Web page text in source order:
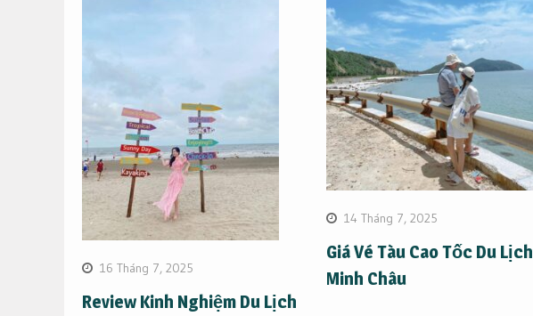
16 Tháng 7, 2025
Review Kinh Nghiệm Du Lịch
14 Tháng 7, 2025
Giá Vé Tàu Cao Tốc Du Lịch
Minh Châu